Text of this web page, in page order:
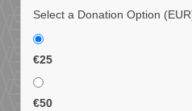
Select a Donation Option
€25
€50